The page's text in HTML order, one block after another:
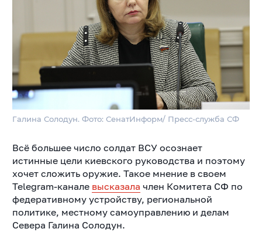
Галина Солодун. Фото: СенатИнформ/ Пресс-служба СФ
Всё большее число солдат ВСУ осознает
истинные цели киевского руководства и поэтому
хочет сложить оружие. Такое мнение в своем
Telegram-канале высказала член Комитета СФ по
федеративному устройству, региональной
политике, местному самоуправлению и делам
Севера Галина Солодун.